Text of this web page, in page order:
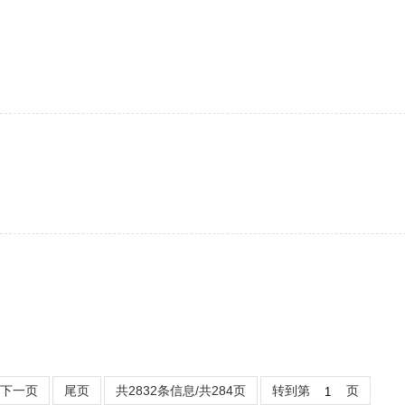
下一页 尾页 共2832条信息/共284页 转到第 页